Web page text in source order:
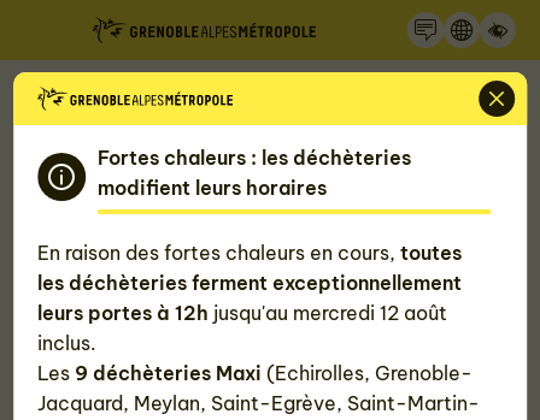
Panneau de gestion des cookies
Fortes chaleurs : les déchèteries
modifient leurs horaires
En raison des fortes chaleurs en cours,toutes
les déchèteries ferment exceptionnellement
leurs portes à 12h jusqu'au mercredi 12 août
inclus.
Les 9 déchèteries Maxi (Echirolles, Grenoble-
Jacquard, Meylan, Saint-Egrève, Saint-Martin-
Accueil
Nos actualités
Découvez la carte des marchés de Noël de la
métropole
Découvez la carte des marchés de
Noël de la métropole
26 novembre 2025